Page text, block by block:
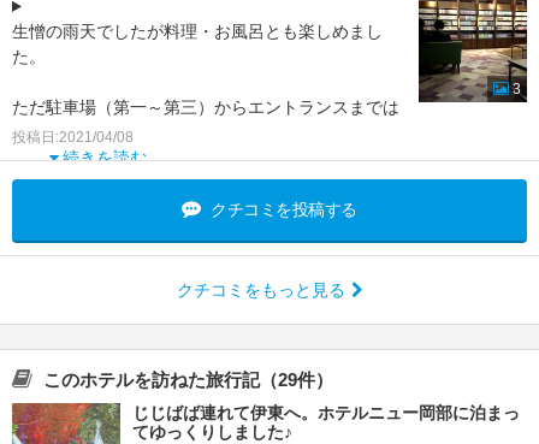
生憎の雨天でしたが料理・お風呂とも楽しめまし
た。
ただ駐車場（第一～第三）からエントランスまでは
距離はあるので雨天の際は
ちょっと不便です。
お風呂は相模棟と駿河棟の2か所にありますがど
続きを読む
投稿日:2021/04/08
3
クチコミを投稿する
クチコミをもっと見る
このホテルを訪ねた旅行記（29件）
じじばば連れて伊東へ。ホテルニュー岡部に泊まっ
てゆっくりしました♪